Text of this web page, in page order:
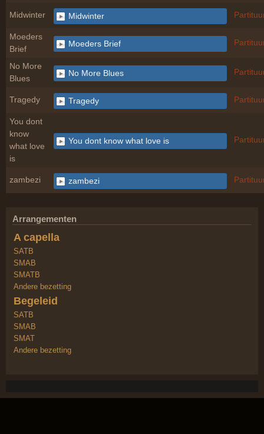
Midwinter Midwinter
Moeders
Brief
Moeders Brief
No More
Blues
No More Blues
Tragedy Tragedy
You dont
know
what love
is
You dont know what love is
zambezi zambezi
Arrangementen
A capella
SATB
SMAB
SMATB
Andere bezetting
Begeleid
SATB
SMAB
SMAT
Andere bezetting